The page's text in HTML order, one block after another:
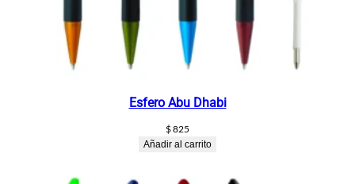
Esfero Abu Dhabi
$825
Añadir al carrito